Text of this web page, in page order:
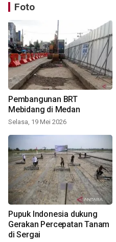
Foto
Pembangunan BRT
Mebidang di Medan
Selasa, 19 Mei 2026
Pupuk Indonesia dukung
Gerakan Percepatan Tanam
di Sergai